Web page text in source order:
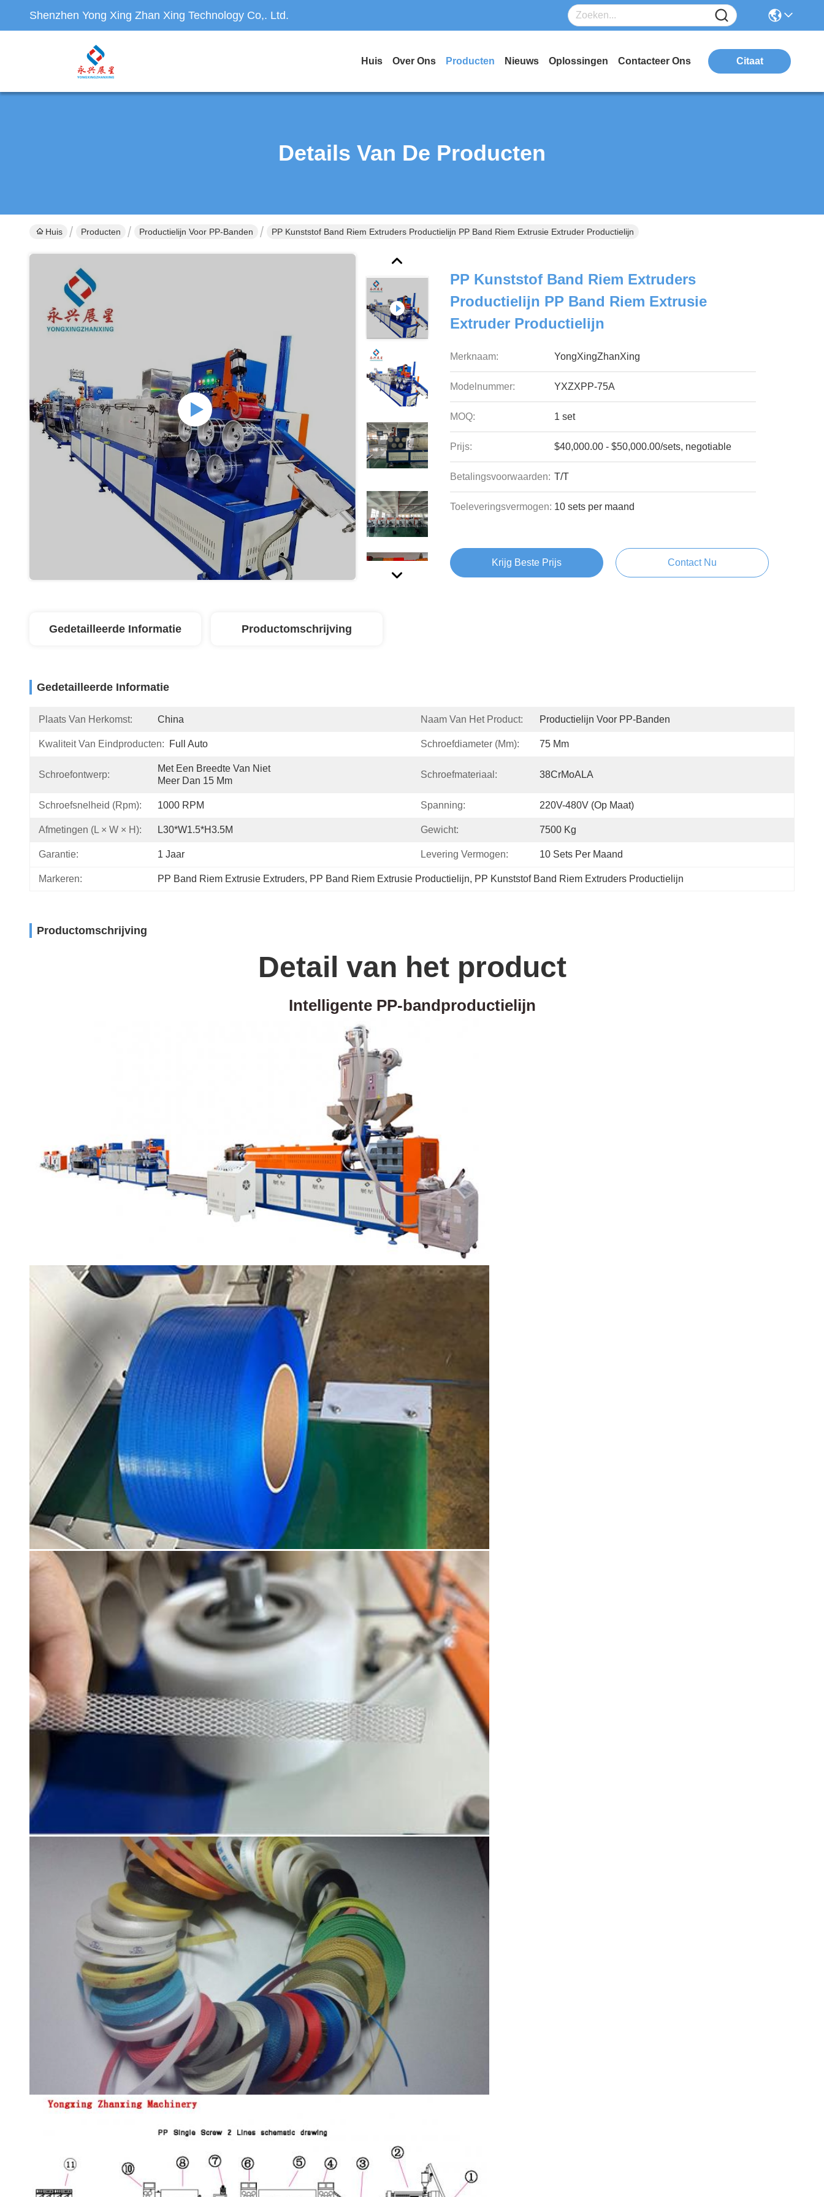
Shenzhen Yong Xing Zhan Xing Technology Co,. Ltd.
Huis Over Ons Producten Nieuws Oplossingen Contacteer Ons Citaat
Details Van De Producten
Huis Producten Productielijn Voor PP-Banden PP Kunststof Band Riem Extruders Productielijn PP Band Riem Extrusie Extruder Productielijn
PP Kunststof Band Riem Extruders
Productielijn PP Band Riem Extrusie
Extruder Productielijn
Merknaam: YongXingZhanXing
Modelnummer: YXZXPP-75A
MOQ: 1 set
Prijs: $40,000.00 - $50,000.00/sets, negotiable
Betalingsvoorwaarden: T/T
Toeleveringsvermogen: 10 sets per maand
Krijg Beste Prijs Contact Nu
Gedetailleerde Informatie Productomschrijving
Gedetailleerde Informatie
Plaats Van Herkomst: China Naam Van Het Product: Productielijn Voor PP-Banden
Kwaliteit Van Eindproducten: Full Auto Schroefdiameter (mm): 75 Mm
Schroefontwerp:
Met Een Breedte Van Niet
Meer Dan 15 Mm
Schroefmateriaal: 38CrMoALA
Schroefsnelheid (rpm): 1000 RPM Spanning: 220V-480V (op Maat)
Afmetingen (L × W × H): L30*W1.5*H3.5M Gewicht: 7500 Kg
Garantie: 1 Jaar Levering Vermogen: 10 Sets Per Maand
Markeren: PP Band Riem Extrusie Extruders, PP Band Riem Extrusie Productielijn, PP Kunststof Band Riem Extruders Productielijn
Productomschrijving
Detail van het product
Intelligente PP-bandproductielijn